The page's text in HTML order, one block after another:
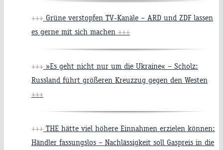
+++ Grüne verstopfen TV-Kanäle – ARD und ZDF lassen
es gerne mit sich machen +++
+++ »Es geht nicht nur um die Ukraine« – Scholz:
Russland führt größeren Kreuzzug gegen den Westen
+++
+++ THE hätte viel höhere Einnahmen erzielen können:
Händler fassungslos – Nachlässigkeit soll Gaspreis in die